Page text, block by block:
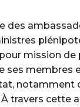
des
mission
ses membres
notamment
travers cette